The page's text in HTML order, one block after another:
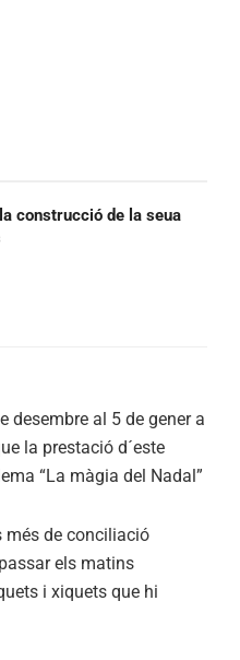
construcció de la seua
desembre al 5 de gener a
la prestació d´este
“La màgia del Nadal”
més de conciliació
els matins
i xiquets que hi